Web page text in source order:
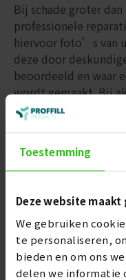
Toestemming
Deze website
We gebruiken
te personaliseren,
bieden en om ons
delen we informatie
Bij schade groter
professionele
hiervoor foto’s van
deze door
beoordeeld en waar
wordt gemaakt. Bij
thuis langs om de
informatie vindt u